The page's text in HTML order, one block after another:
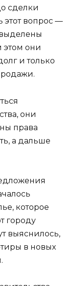
сделки
этот вопрос —
этом они
и только
они
права
а дальше
которое
городу
выяснилось,
в новых